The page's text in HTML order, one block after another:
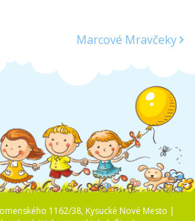
Marcové Mravčeky
1162/38, Kysucké Nové Mesto |